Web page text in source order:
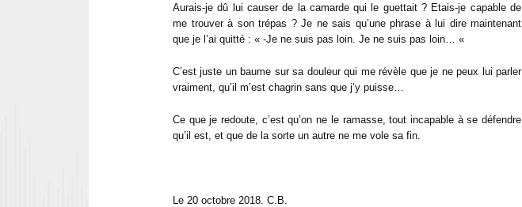
Aurais-je dû lui causer de la camarde qui le guettait ? Etais-je capable de
me trouver à son trépas ? Je ne sais qu’une phrase à lui dire maintenant
que je l’ai quitté : « -Je ne suis pas loin. Je ne suis pas loin… «
C’est juste un baume sur sa douleur qui me révèle que je ne peux lui parler
vraiment, qu’il m’est chagrin sans que j’y puisse…
Ce que je redoute, c’est qu’on ne le ramasse, tout incapable à se défendre
qu’il est, et que de la sorte un autre ne me vole sa fin.
Le 20 octobre 2018. C.B.